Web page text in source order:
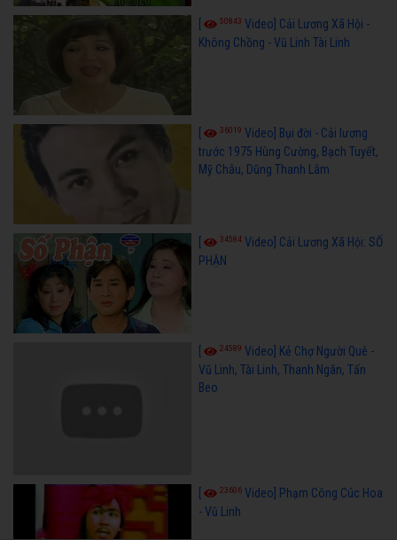
50843 Video] Cải Lương Xã Hội -
Không Chồng - Vũ Linh Tài Linh
36019 Video] Bụi đời - Cải lương
trước 1975 Hùng Cường, Bạch Tuyết,
Mỹ Châu, Dũng Thanh Lâm
34584 Video] Cải Lương Xã Hội: SỐ
PHẬN
24589 Video] Kẻ Chợ Người Quê -
Vũ Linh, Tài Linh, Thanh Ngân, Tấn
Beo
23606 Video] Phạm Công Cúc Hoa
- Vũ Linh